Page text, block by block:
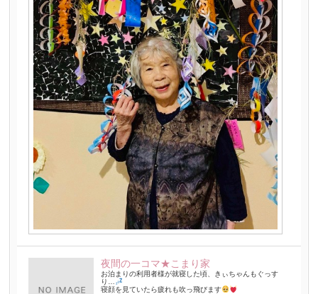
夜間の一コマ★こまり家
お泊まりの利用者様が就寝した頃、きぃちゃんもぐっす
り…
寝顔を見ていたら疲れも吹っ飛びます